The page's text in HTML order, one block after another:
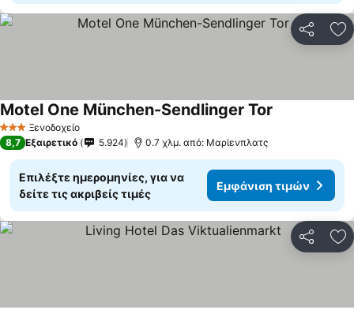
3 ΑστέριαΞενοδοχείο
Motel One München-Sendlinger Tor
8,7 Εξαιρετικό 5.924 0.7 χλμ. από: Μαρίενπλατς
Επιλέξτε ημερομηνίες, για να
δείτε τις ακριβείς τιμές
Εμφάνιση τιμών